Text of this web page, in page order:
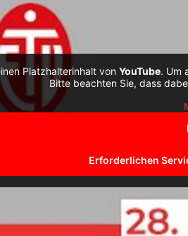
Platzhalterinhalt von YouTube. Um
Bitte beachten Sie, dass
Erforderlichen